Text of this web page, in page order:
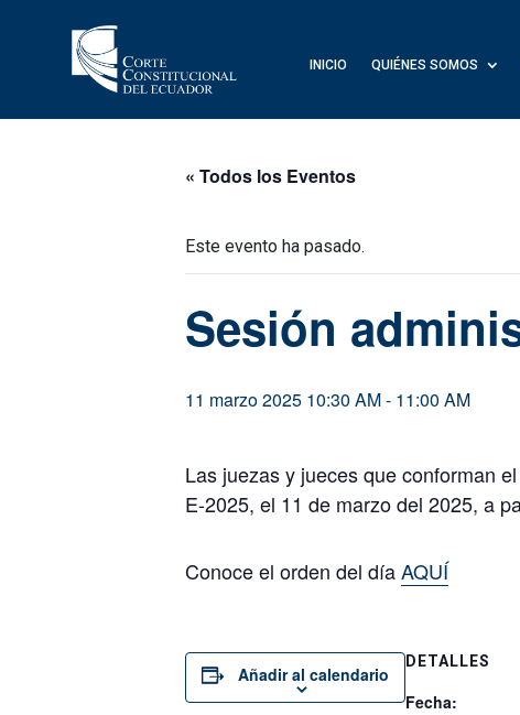
INICIO QUIÉNES SOMOS
« Todos los Eventos
Este evento ha pasado.
Sesión
11 marzo 2025 10:30 AM- 11:00 AM
Las juezas y jueces que conforman
E-2025, el 11 de marzo del 2025, a
Conoce el orden del díaAQUÍ
Añadir al calendario
DETALLES
Fecha: